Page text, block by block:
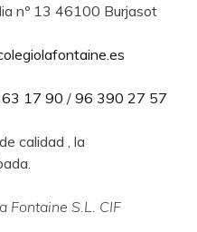
nº 13 46100 Burjasot
17 90 / 96 390 27 57
calidad , la
Fontaine S.L. CIF